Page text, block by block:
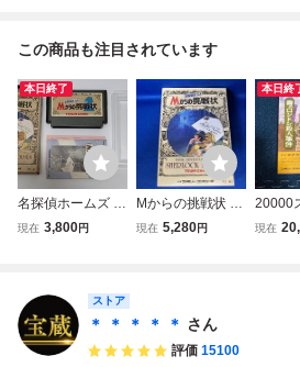
この商品も注目されています
本日終了
名探偵ホームズ M
からの挑戦状 ファ
認済み トーワチキ
ファミリーコンピ
ュータ
現在 3,800円
Mからの挑戦状 名
探偵ホームズ
現在 5,280円
本日終
20000
ア ★未
現在
ストア
＊ ＊ ＊ ＊ ＊ さん
評価 15100